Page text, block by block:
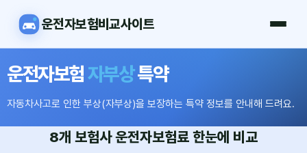
운전자보험비교사이트
운전자보험자부상특약
자동차사고로 인한 부상(자부상)을 보장하는 특약 정보를 안내해 드려요.
8개 보험사운전자보험료 한눈에 비교